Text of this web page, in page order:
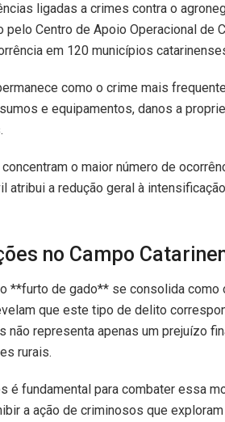
ligadas a crimes contra o
pelo Centro de Apoio Operacional
em 120 municípios
como o crime mais
e equipamentos, danos a
o maior número de
a redução geral à
no Campo
**furto de gado** se consolida como
que este tipo de delito
representa apenas um prejuízo
rurais.
é fundamental para combater essa
para inibir a ação de criminosos